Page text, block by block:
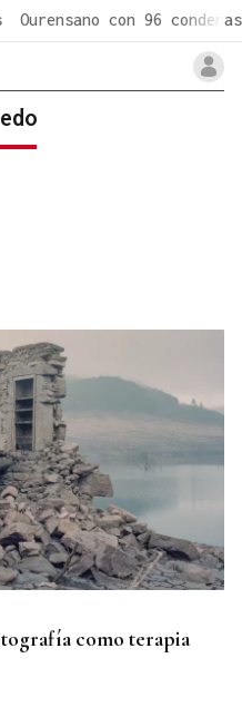
Ourensano con 96 condenas
como terapia